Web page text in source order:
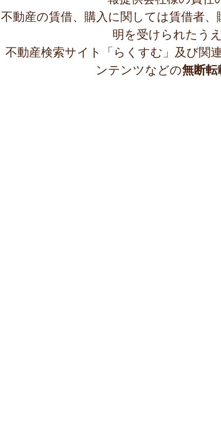
不動産の賃借、購入に関しては賃借者
明を受けられたう
不動産検索サイト「らくすむ」及び関
ンテンツなどの無断転